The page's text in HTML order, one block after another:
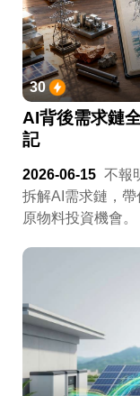
30
AI背後需求鏈
記
2026-06-15 不報
拆解AI需求鏈，
原物料投資機會。